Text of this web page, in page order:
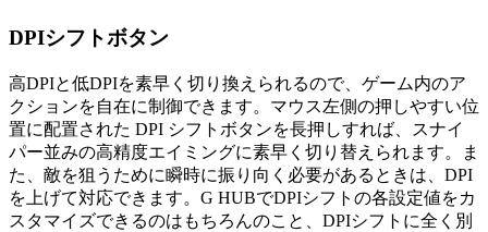
DPIシフトボタン
高DPIと低DPIを素早く切り換えられるので、ゲーム内のア
クションを自在に制御できます。マウス左側の押しやすい位
置に配置された DPI シフトボタンを長押しすれば、スナイ
パー並みの高精度エイミングに素早く切り替えられます。ま
た、敵を狙うために瞬時に振り向く必要があるときは、DPI
を上げて対応できます。G HUBでDPIシフトの各設定値をカ
スタマイズできるのはもちろんのこと、DPIシフトに全く別